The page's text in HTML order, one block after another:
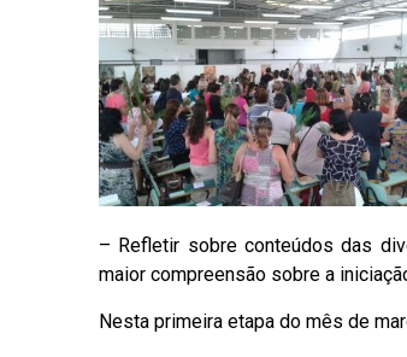
– Refletir sobre conteúdos das
maior compreensão sobre a
Nesta primeira etapa do mês de